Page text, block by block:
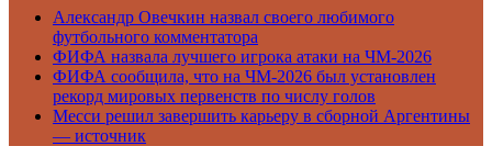
Александр Овечкин назвал своего любимого
футбольного комментатора
ФИФА назвала лучшего игрока атаки на ЧМ-2026
ФИФА сообщила, что на ЧМ-2026 был установлен
рекорд мировых первенств по числу голов
Месси решил завершить карьеру в сборной Аргентины
— источник